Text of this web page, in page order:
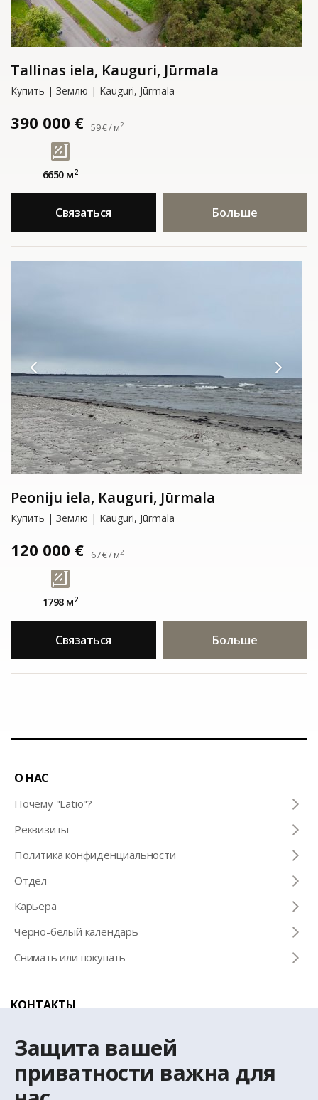
Защита вашей
приватности важна для
Tallinas iela, Kauguri, Jūrmala
Купить | Землю | Kauguri, Jūrmala
390 000 € 59 € / м2
6650 м2
Связаться Больше
Peoniju iela, Kauguri, Jūrmala
Купить | Землю | Kauguri, Jūrmala
120 000 € 67 € / м2
1798 м2
Связаться Больше
О НАС
Почему "Latio"?
Pеквизиты
Политика конфиденциальности
Отдел
Карьера
Черно-белый календарь
Снимать или покупать
КОНТАКТЫ
+371 67 032 300